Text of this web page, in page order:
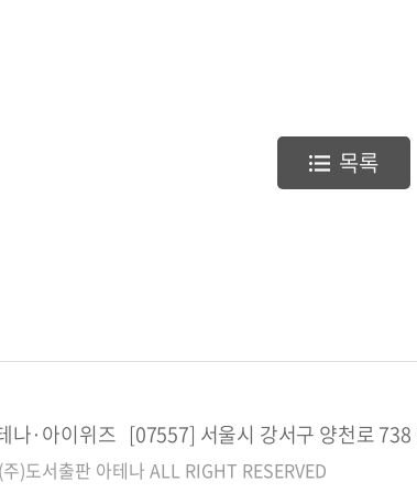
목록
나·아이위즈 [07557] 서울시 강서구 양천로 738
)도서출판 아테나 ALL RIGHT RESERVED